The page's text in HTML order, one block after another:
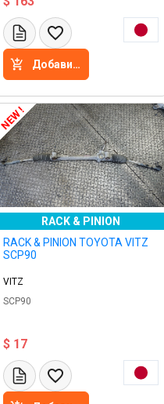
Добавить в корзину
NEW !
RACK & PINION
RACK & PINION TOYOTA VITZ
SCP90
VITZ
SCP90
$ 17